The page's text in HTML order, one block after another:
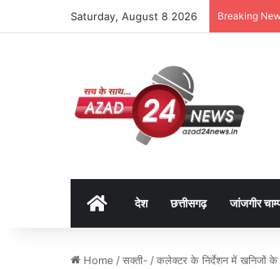
Saturday, August 8 2026 Breaking
Homeदेश छत्तीसगढ़ जांजगीर
Home /सक्ती- /कलेक्टर के निर्देशन में खनिजों के